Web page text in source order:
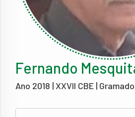
Fernando
Ano 2018 | XXVII CBE |